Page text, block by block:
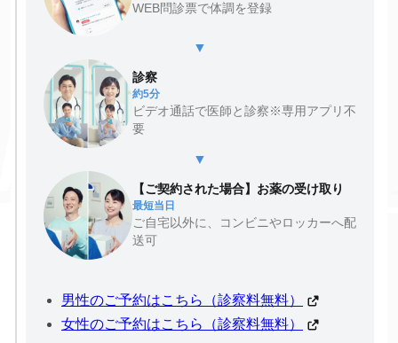
WEB問診票で体調を登録
▼
診察
約5分
ビデオ通話で医師と診察※専用アプリ不
要
▼
【ご契約された場合】お薬の受け取り
最短当日
ご自宅以外に、コンビニやロッカーへ配
送可
男性のご予約はこちら（診察料無料）
女性のご予約はこちら（診察料無料）